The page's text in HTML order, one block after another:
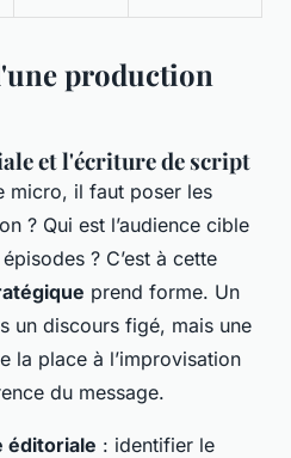
production
et l'écriture de script
micro, il faut poser les
? Qui est l’audience cible
? C’est à cette
prend forme. Un
un discours figé, mais une
la place à l’improvisation
du message.
éditoriale : identifier le